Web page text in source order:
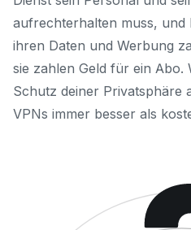
aufrechterhalten muss, und
ihren Daten und Werbung
sie zahlen Geld für ein Abo.
Schutz deiner Privatsphäre
VPNs immer besser als